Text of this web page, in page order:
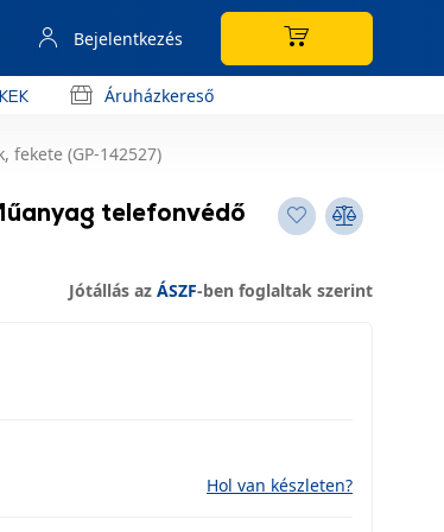
Bejelentkezés
Áruházkereső
fekete (GP-142527)
telefonvédő
Jótállás az ÁSZF-ben foglaltak szerint
Hol van készleten?